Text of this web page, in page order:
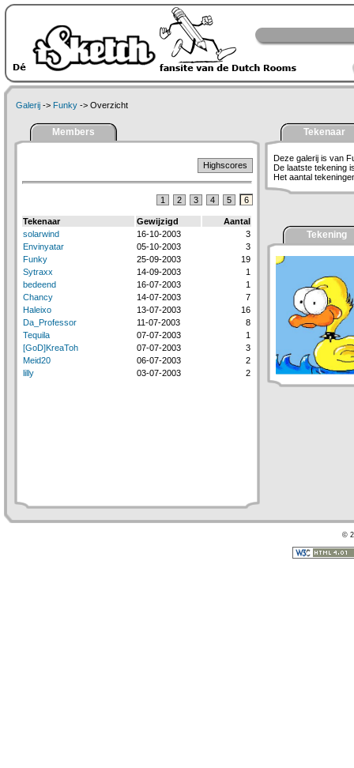
Galerij -> Funky -> Overzicht
Members
Highscores
1 2 3 4 5 6
Tekenaar Gewijzigd
Aantal
solarwind
16-10-2003
3
Envinyatar
05-10-2003
3
Funky
25-09-2003
19
Sytraxx
14-09-2003
1
bedeend
16-07-2003
1
Chancy
14-07-2003
7
Haleixo
13-07-2003
16
Da_Professor
11-07-2003
8
Tequila
07-07-2003
1
[GoD]KreaToh
07-07-2003
3
Meid20
06-07-2003
2
lilly
03-07-2003 2
Tekenaar
Deze galerij is van
De laatste tekening
Het aantal
Tekening
©